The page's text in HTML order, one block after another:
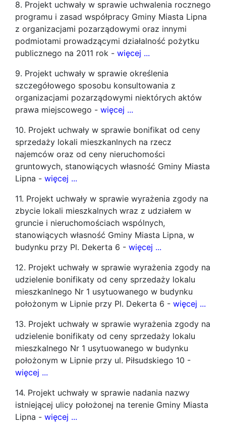
8. Projekt uchwały w sprawie uchwalenia rocznego
programu i zasad współpracy Gminy Miasta Lipna
z organizacjami pozarządowymi oraz innymi
podmiotami prowadzącymi działalność pożytku
publicznego na 2011 rok - więcej ...
9. Projekt uchwały w sprawie określenia
szczegółowego sposobu konsultowania z
organizacjami pozarządowymi niektórych aktów
prawa miejscowego - więcej ...
10. Projekt uchwały w sprawie bonifikat od ceny
sprzedaży lokali mieszkanlnych na rzecz
najemców oraz od ceny nieruchomości
gruntowych, stanowiących własność Gminy Miasta
Lipna - więcej ...
11. Projekt uchwały w sprawie wyrażenia zgody na
zbycie lokali mieszkalnych wraz z udziałem w
gruncie i nieruchomościach wspólnych,
stanowiących własność Gminy Miasta Lipna, w
budynku przy Pl. Dekerta 6 - więcej ...
12. Projekt uchwały w sprawie wyrażenia zgody na
udzielenie bonifikaty od ceny sprzedaży lokalu
mieszkanlnego Nr 1 usytuowanego w budynku
położonym w Lipnie przy Pl. Dekerta 6 - więcej ...
13. Projekt uchwały w sprawie wyrażenia zgody na
udzielenie bonifikaty od ceny sprzedaży lokalu
mieszkalnego Nr 1 usytuowanego w budynku
położonym w Lipnie przy ul. Piłsudskiego 10 -
więcej ...
14. Projekt uchwały w sprawie nadania nazwy
istniejącej ulicy położonej na terenie Gminy Miasta
Lipna - więcej ...